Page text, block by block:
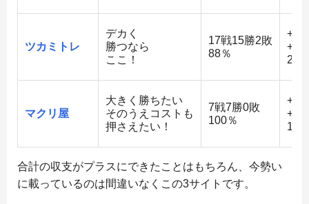
ツカミトレ
デカく
勝つなら
ここ！
17戦15勝2敗
88％
218
マクリ屋
大きく勝ちたい
そのうえコストも
押さえたい！
7戦7勝0敗
100％
合計の収支がプラスにできたことはもちろん、今勢い
に載っているのは間違いなくこの3サイトです。